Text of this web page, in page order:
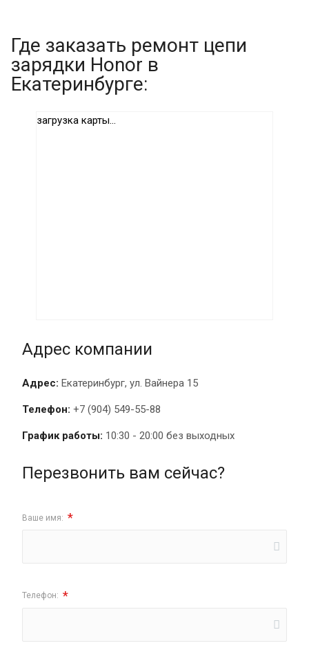
Где заказать ремонт цепи
зарядки Honor в
Екатеринбурге:
загрузка карты...
Адрес компании
Адрес: Екатеринбург, ул. Вайнера 15
Телефон: +7 (904) 549-55-88
График работы: 10:30 - 20:00 без выходных
Перезвонить вам сейчас?
Ваше имя: *
Телефон: *